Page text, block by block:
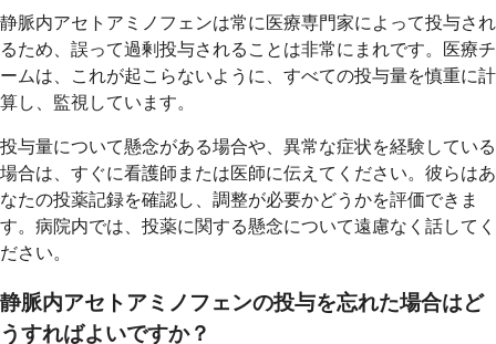
静脈内アセトアミノフェンは常に医療専門家によって投与され
るため、誤って過剰投与されることは非常にまれです。医療チ
ームは、これが起こらないように、すべての投与量を慎重に計
算し、監視しています。
投与量について懸念がある場合や、異常な症状を経験している
場合は、すぐに看護師または医師に伝えてください。彼らはあ
なたの投薬記録を確認し、調整が必要かどうかを評価できま
す。病院内では、投薬に関する懸念について遠慮なく話してく
ださい。
静脈内アセトアミノフェンの投与を忘れた場合はど
うすればよいですか？